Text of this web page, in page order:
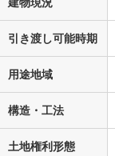
引き渡し可能時期
用途地域
構造・工法
土地権利形態